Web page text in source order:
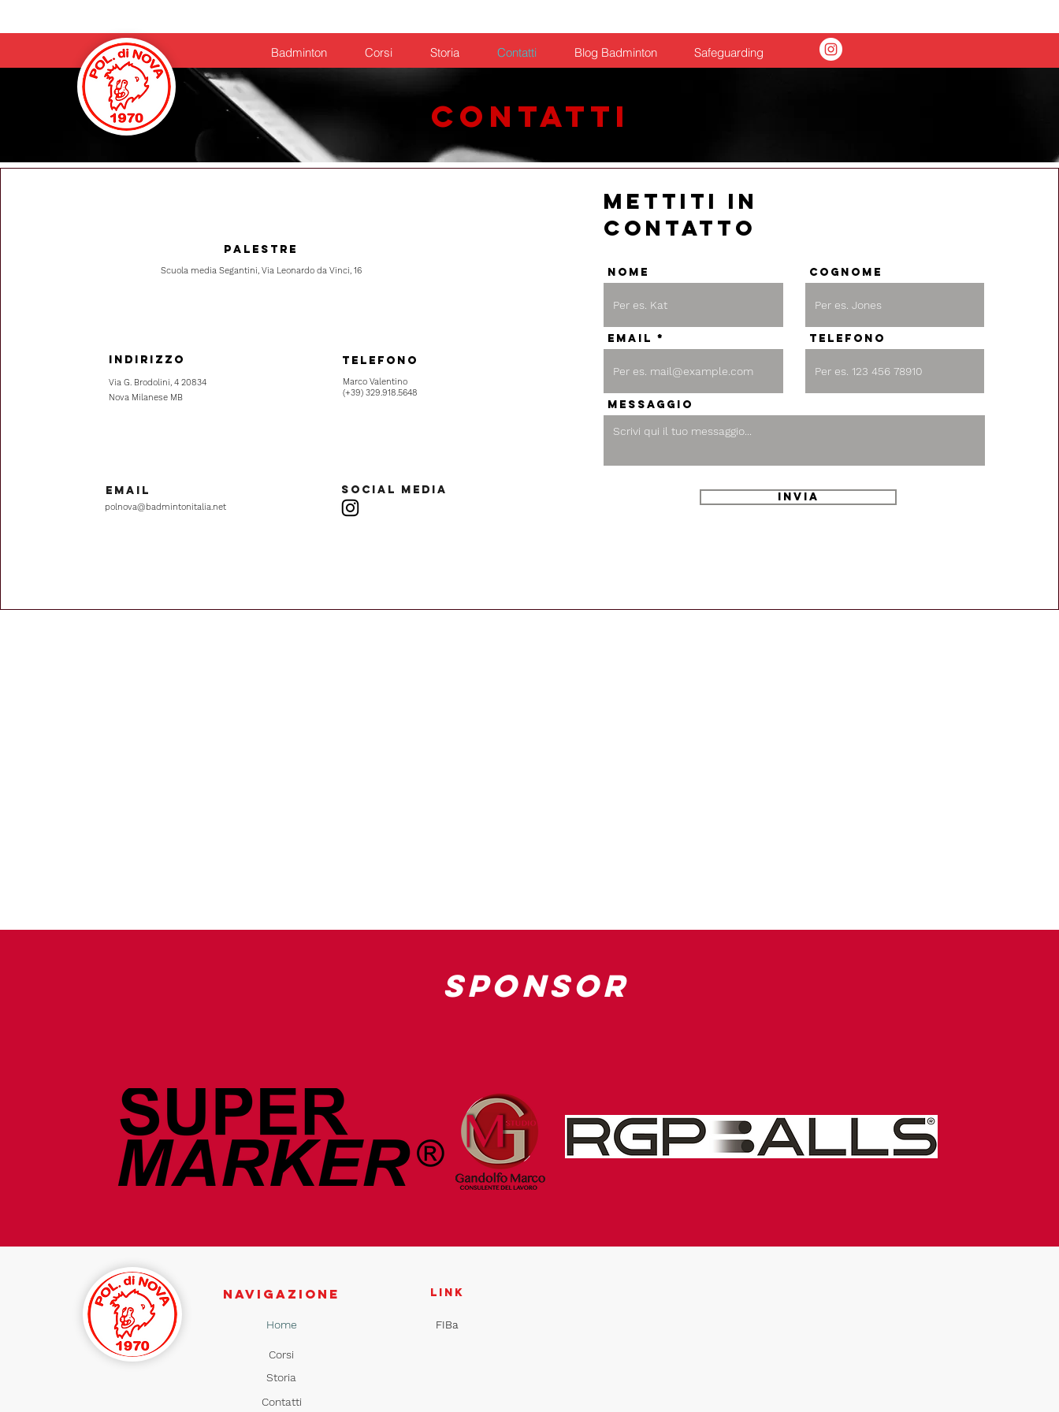
Badminton Corsi Storia Contatti Blog Badminton Safeguarding
CONTATTI
PALESTRE
Scuola media Segantini, Via Leonardo da Vinci, 16
Indirizzo
Via G. Brodolini, 4 20834
Nova Milanese MB
Email
polnova@badmintonitalia.net
Telefono
Marco Valentino
(+39) 329.918.5648
Social Media
Mettiti in
contatto
Nome
Email
Cognome
Telefono
Messaggio
Invia
sponsor
NAVIGAZIONE
Home
link
FIBa
Corsi
Contatti
Storia